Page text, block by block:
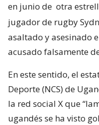
en junio de otra
jugador de rugby
asaltado y asesinado
acusado falsamente
En este sentido, el
Deporte (NCS) de
la red social X que
ugandés se ha visto